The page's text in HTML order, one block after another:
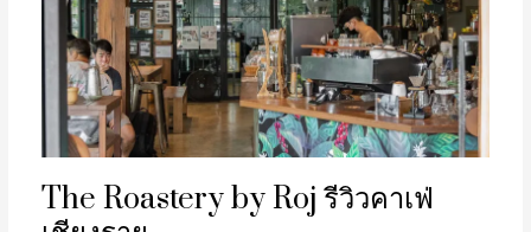
The Roastery by Roj รีวิวคาเฟ่
Roj
รีวิว
คาเฟ่
เชียงราย